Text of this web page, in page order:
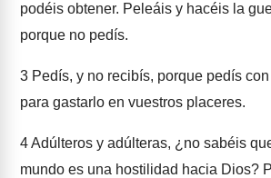
podéis obtener. Peleáis y hacéis la
porque no pedís.
3 Pedís, y no recibís, porque pedís
para gastarlo en vuestros placeres.
4Adúlteros y adúlteras, ¿no sabéis
mundo es una hostilidad hacia Dios?